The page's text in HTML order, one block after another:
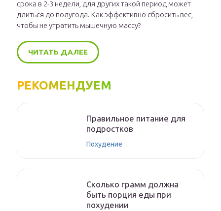
срока в 2-3 недели, для других такой период может
длиться до полугода. Как эффективно сбросить вес,
чтобы не утратить мышечную массу?
ЧИТАТЬ ДАЛЕЕ
РЕКОМЕНДУЕМ
Правильное питание для
подростков
Похудение
Сколько грамм должна
быть порция еды при
похудении